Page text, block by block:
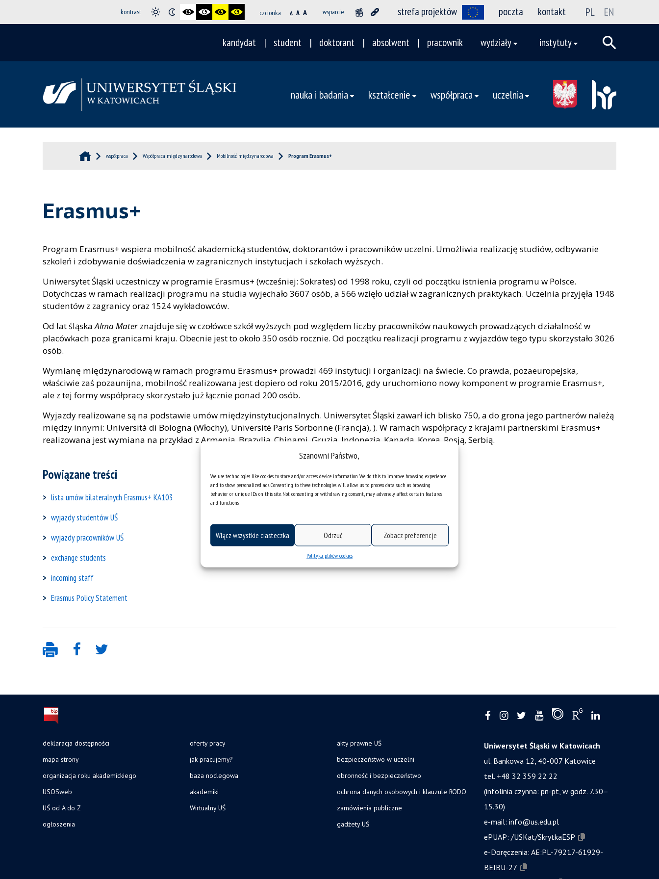
Szanowni Państwo,
We use technologies like cookies to store and/or access device information. We do this to improve browsing experience
and to show personalized ads. Consenting to these technologies will allow us to process data such as browsing
behavior or unique IDs on this site. Not consenting or withdrawing consent, may adversely affect certain features
and functions.
Włącz wszystkie ciasteczka Odrzuć Zobacz preferencje
Polityka plików cookies
kontrast czcionka A A A wsparcie strefa projektów poczta kontakt PL EN
kandydat student doktorant absolwent pracownik wydziały instytuty
nauka i badania kształcenie współpraca uczelnia
współpraca Współpraca międzynarodowa Mobilność międzynarodowa Program Erasmus+
Erasmus+
Program Erasmus+ wspiera mobilność akademicką studentów, doktorantów i pracowników uczelni. Umożliwia realizację studiów, odbywanie
szkoleń i zdobywanie doświadczenia w zagranicznych instytucjach i szkołach wyższych.
Uniwersytet Śląski uczestniczy w programie Erasmus+ (wcześniej: Sokrates) od 1998 roku, czyli od początku istnienia programu w Polsce.
Dotychczas w ramach realizacji programu na studia wyjechało 3607 osób, a 566 wzięło udział w zagranicznych praktykach. Uczelnia przyjęła 1948
studentów z zagranicy oraz 1524 wykładowców.
Od lat śląskaAlma Materznajduje się w czołówce szkół wyższych pod względem liczby pracowników naukowych prowadzących działalność w
placówkach poza granicami kraju. Obecnie jest to około 350 osób rocznie. Od początku realizacji programu z wyjazdów tego typu skorzystało 3026
osób.
Wymianę międzynarodową w ramach programu Erasmus+ prowadzi 469 instytucji i organizacji na świecie. Co prawda, pozaeuropejska,
właściwie zaś pozaunijna, mobilność realizowana jest dopiero od roku 2015/2016, gdy uruchomiono nowy komponent w programie Erasmus+,
ale z tej formy współpracy skorzystało już łącznie ponad 200 osób.
Wyjazdy realizowane są na podstawie umów międzyinstytucjonalnych. Uniwersytet Śląski zawarł ich blisko 750, a do grona jego partnerów należą
między innymi: Università di Bologna (Włochy), Université Paris Sorbonne (Francja), ). W ramach współpracy z krajami partnerskimi Erasmus+
realizowana jest wymiana na przykład z Armenią, Brazylią, Chinami, Gruzją, Indonezją, Kanadą, Koreą, Rosją, Serbią.
Powiązane treści
lista umów bilateralnych Erasmus+ KA103
wyjazdy studentów UŚ
wyjazdy pracowników UŚ
exchange students
incoming staff
Erasmus Policy Statement
deklaracja dostępności
mapa strony
organizacja roku akademickiego
USOSweb
UŚ od A do Z
ogłoszenia
oferty pracy
jak pracujemy?
baza noclegowa
akademiki
Wirtualny UŚ
akty prawne UŚ
bezpieczeństwo w uczelni
obronność i bezpieczeństwo
ochrona danych osobowych i klauzule RODO
zamówienia publiczne
gadżety UŚ
Uniwersytet Śląski w Katowicach
ul. Bankowa 12, 40-007 Katowice
tel. +48 32 359 22 22
(infolinia czynna: pn-pt, w godz. 7.30–
15.30)
e-mail: info@us.edu.pl
ePUAP: /USKat/SkrytkaESP
e-Doręczenia: AE:PL-79217-61929-
BEIBU-27